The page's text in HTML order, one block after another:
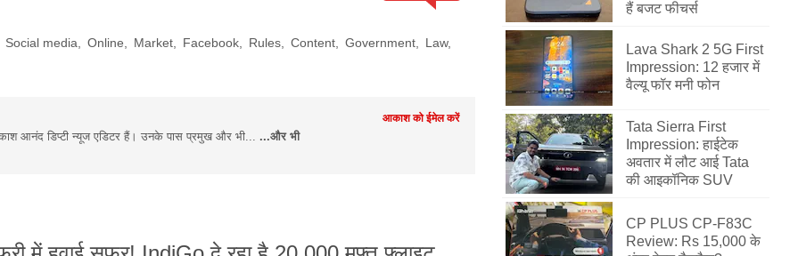
Social media Online Market Facebook Rules Content Government Law,
आकाश को ईमेल करें
आनंद डिप्टी न्यूज एडिटर हैं। उनके पास प्रमुख और भी... ...और भी
हैं बजट फीचर्स
Lava Shark 2 5G First
Impression: 12 हजार में
वैल्यू फॉर मनी फोन
Tata Sierra First
Impression: हाईटेक
अवतार में लौट आई Tata
की आइकॉनिक SUV
CP PLUS CP-F83C
Review: Rs 15,000 के